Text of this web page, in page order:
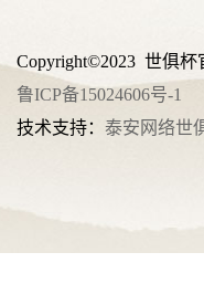
Copyright©2023 世俱杯
鲁ICP备15024606号-1
技术支持： 泰安网络世